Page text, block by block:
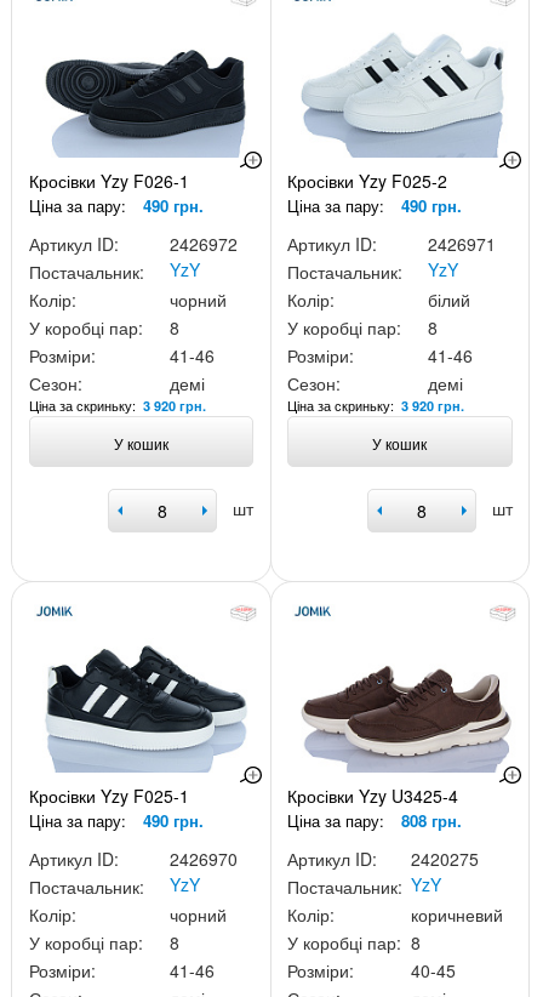
Кросівки Yzy F026-1
Ціна за пару: 490 грн.
Артикул ID:
2426972
Постачальник:
YzY
Колір:
чорний
У коробці пар:
8
Розміри:
41-46
Сезон:
демі
Ціна за скриньку: 3 920 грн.
У кошик
шт
Кросівки Yzy F025-2
Ціна за пару: 490 грн.
Артикул ID:
2426971
Постачальник:
YzY
Колір:
білий
У коробці пар:
8
Розміри:
41-46
Сезон:
демі
Ціна за скриньку:3 920 грн.
У кошик
шт
Кросівки Yzy F025-1
Ціна за пару: 490 грн.
Артикул ID:
2426970
Постачальник:
YzY
Колір:
чорний
У коробці пар:
8
Розміри:
41-46
Кросівки Yzy U3425-4
Ціна за пару: 808 грн.
Артикул ID:
2420275
Постачальник: YzY
Колір:
коричневий
У коробці пар: 8
Розміри:
40-45